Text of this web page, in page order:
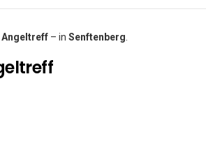
Angeltreff – in Senftenberg